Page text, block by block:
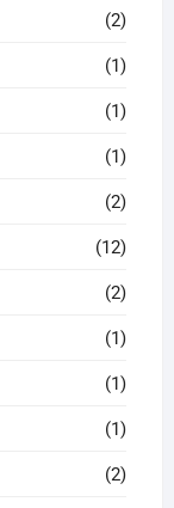
(2)
(1)
(1)
(1)
(2)
(12)
(2)
(1)
(1)
(1)
(2)